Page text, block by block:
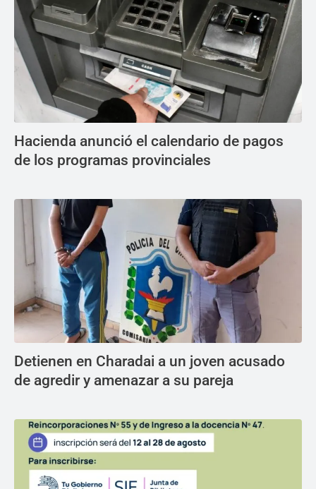
Hacienda anunció el calendario de pagos
de los programas provinciales
Detienen en Charadai a un joven acusado
de agredir y amenazar a su pareja